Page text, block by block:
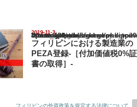
2019-11-3
Warning
: Undefined array key "show_category" in
/home/netst/kuno-cpa.co.jp/public_html/philippines_blog/wp-content/
on line183
フィリピンにおける製造業の
PEZA登録-［付加価値税0%証
書の取得］-
フィリピンの外資政策を規定する法律について